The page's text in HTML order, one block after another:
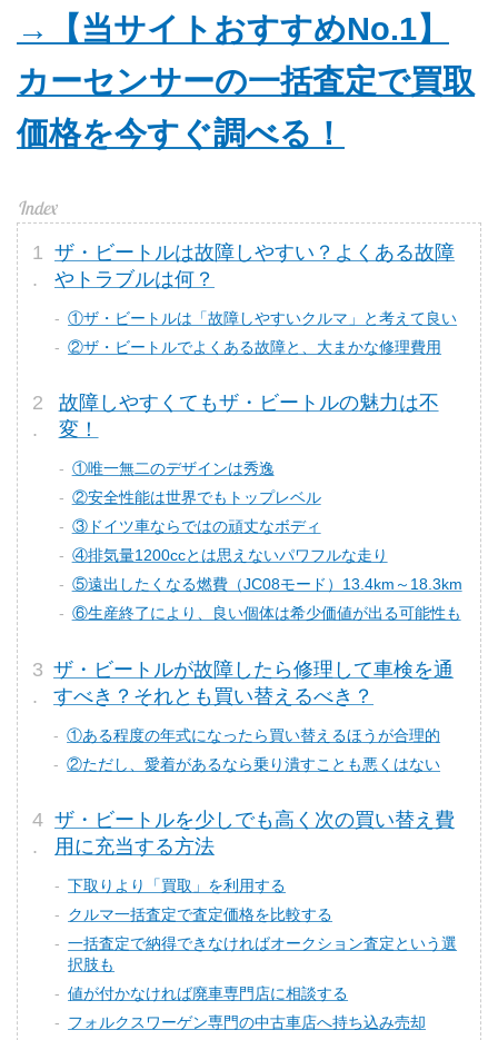
→【当サイトおすすめNo.1】
カーセンサーの一括査定で買取
価格を今すぐ調べる！
ザ・ビートルは故障しやすい？よくある故障
やトラブルは何？
①ザ・ビートルは「故障しやすいクルマ」と考えて良い
②ザ・ビートルでよくある故障と、大まかな修理費用
故障しやすくてもザ・ビートルの魅力は不
変！
①唯一無二のデザインは秀逸
②安全性能は世界でもトップレベル
③ドイツ車ならではの頑丈なボディ
④排気量1200ccとは思えないパワフルな走り
⑤遠出したくなる燃費（JC08モード）13.4km～18.3km
⑥生産終了により、良い個体は希少価値が出る可能性も
ザ・ビートルが故障したら修理して車検を通
すべき？それとも買い替えるべき？
①ある程度の年式になったら買い替えるほうが合理的
②ただし、愛着があるなら乗り潰すことも悪くはない
ザ・ビートルを少しでも高く次の買い替え費
用に充当する方法
下取りより「買取」を利用する
クルマ一括査定で査定価格を比較する
一括査定で納得できなければオークション査定という選
択肢も
値が付かなければ廃車専門店に相談する
フォルクスワーゲン専門の中古車店へ持ち込み売却